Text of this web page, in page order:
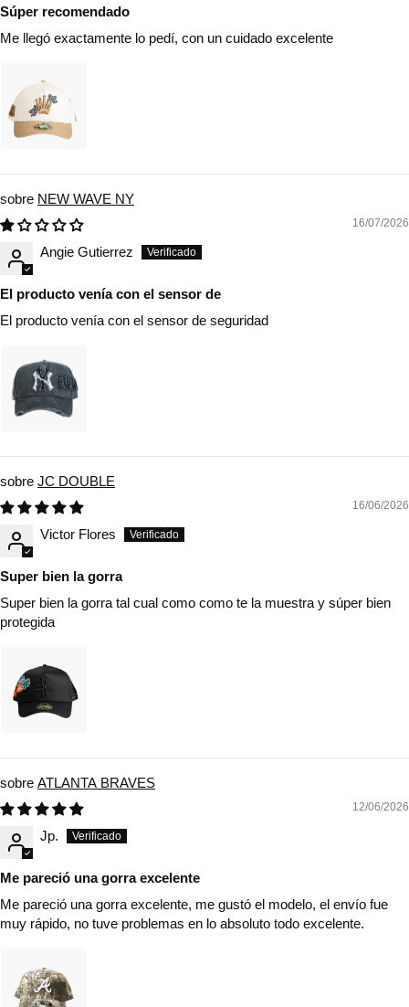
Súper recomendado
Me llegó exactamente lo pedí, con un cuidado excelente
NEW WAVE NY
16/07/2026
Angie Gutierrez
El producto venía con el sensor de
El producto venía con el sensor de seguridad
JC DOUBLE
16/06/2026
Victor Flores
Super bien la gorra
Super bien la gorra tal cual como como te la muestra y súper bien
protegida
ATLANTA BRAVES
12/06/2026
Jp.
Me pareció una gorra excelente
Me pareció una gorra excelente, me gustó el modelo, el envío fue
muy rápido, no tuve problemas en lo absoluto todo excelente.